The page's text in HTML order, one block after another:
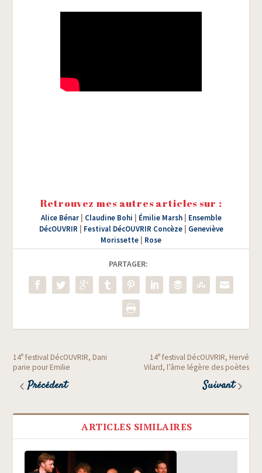
Retrouvez mes autres articles sur :
Alice Bénar| Claudine Bohi Émilie Marsh| Ensemble
DécOUVRIR| Festival DécOUVRIR Concèze| Geneviève
Morissette
Rose
PARTAGER:
14e festival DécOUVRIR, Dani
parie pour Emilie
Précédent
14efestival DécOUVRIR, Hervé
Vilard, l’âme légère des poètes
Suivant
ARTICLES SIMILAIRES